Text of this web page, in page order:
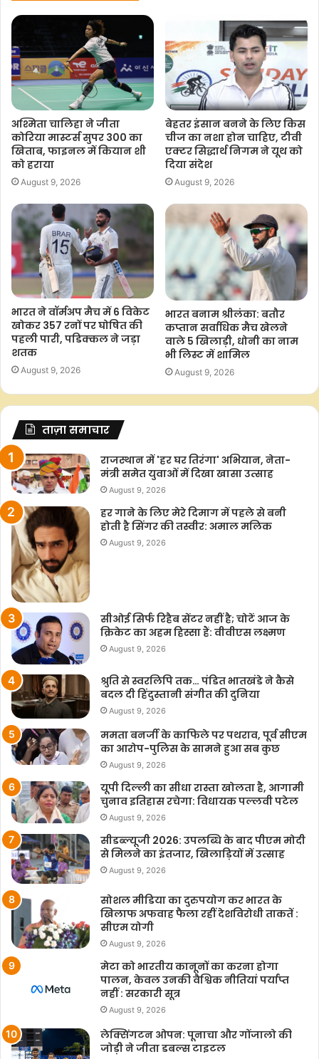
अश्मिता चालिहा ने जीता
कोरिया मास्टर्स सुपर 300 का
खिताब, फाइनल में कियान शी
को हराया
August 9, 2026
बेहतर इंसान बनने के लिए किस
चीज का नशा होन चाहिए, टीवी
एक्टर सिद्धार्थ निगम ने यूथ को
दिया संदेश
August 9, 2026
भारत ने वॉर्मअप मैच में 6 विकेट
खोकर 357 रनों पर घोषित की
पहली पारी, पडिक्कल ने जड़ा
शतक
August 9, 2026
भारत बनाम श्रीलंका: बतौर
कप्तान सर्वाधिक मैच खेलने
वाले 5 खिलाड़ी, धोनी का नाम
भी लिस्ट में शामिल
August 9, 2026
ताज़ा समाचार
राजस्थान में 'हर घर तिरंगा' अभियान, नेता-
मंत्री समेत युवाओं में दिखा खासा उत्साह
August 9, 2026
हर गाने के लिए मेरे दिमाग में पहले से बनी
होती है सिंगर की तस्वीर: अमाल मलिक
August 9, 2026
सीओई सिर्फ रिहैब सेंटर नहीं है; चोटें आज के
क्रिकेट का अहम हिस्सा हैं: वीवीएस लक्ष्मण
August 9, 2026
श्रुति से स्वरलिपि तक… पंडित भातखंडे ने कैसे
बदल दी हिंदुस्तानी संगीत की दुनिया
August 9, 2026
ममता बनर्जी के काफिले पर पथराव, पूर्व सीएम
का आरोप-पुलिस के सामने हुआ सब कुछ
August 9, 2026
यूपी दिल्ली का सीधा रास्ता खोलता है, आगामी
चुनाव इतिहास रचेगा: विधायक पल्लवी पटेल
August 9, 2026
सीडब्ल्यूजी 2026: उपलब्धि के बाद पीएम मोदी
से मिलने का इंतजार, खिलाड़ियों में उत्साह
August 9, 2026
सोशल मीडिया का दुरुपयोग कर भारत के
खिलाफ अफवाह फैला रहीं देशविरोधी ताकतें :
सीएम योगी
August 9, 2026
मेटा को भारतीय कानूनों का करना होगा
पालन, केवल उनकी वैश्विक नीतियां पर्याप्त
नहीं : सरकारी सूत्र
August 9, 2026
लेक्सिंगटन ओपन: पूनाचा और गोंजालो की
जोड़ी ने जीता डबल्स टाइटल